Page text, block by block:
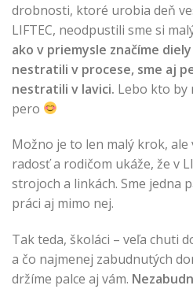
drobnosti, ktoré urobia deň
LIFTEC, neodpustili sme si
ako v priemysle značíme
nestratili v procese, sme aj
nestratili v lavici. Lebo kto by
pero
Možno je to len malý krok,
radosť a rodičom ukáže, že v
strojoch a linkách. Sme jedna
práci aj mimo nej.
Tak teda, školáci – veľa chuti
a čo najmenej zabudnutých
držíme palce aj vám.